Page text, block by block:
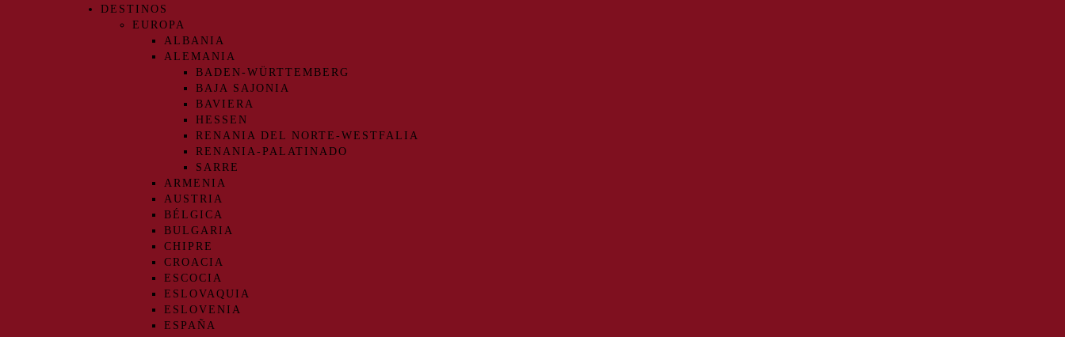
DESTINOS
EUROPA
ALBANIA
ALEMANIA
BADEN-WÜRTTEMBERG
BAJA SAJONIA
BAVIERA
HESSEN
RENANIA DEL NORTE-WESTFALIA
RENANIA-PALATINADO
SARRE
ARMENIA
AUSTRIA
BÉLGICA
BULGARIA
CHIPRE
CROACIA
ESCOCIA
ESLOVAQUIA
ESLOVENIA
ESPAÑA